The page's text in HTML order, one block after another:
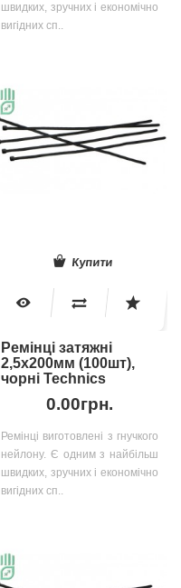
швидких, зручних і економічно
вигідних сп..
Купити
Ремінці затяжні
2,5х200мм (100шт),
чорні Technics
0.00грн.
Ремінці виготовлені з гнучкого
нейлону. Є одним з найбільш
швидких, зручних і економічно
вигідних сп..